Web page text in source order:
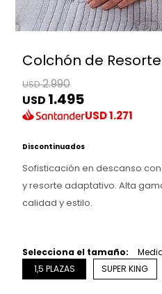
Colchón de
USD2.990
USD 1.495
USD1.271
Discontinuados
Sofisticación en descanso
y resorte adaptativo. Alta
calidad y estilo.
Selecciona el tamaño:
1,5 PLAZAS
SUPER KING